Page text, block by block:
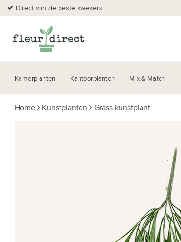
Direct van de beste kwekers
Kamerplanten Kantoorplanten Mix & Match
Home Kunstplanten Grass kunstplant